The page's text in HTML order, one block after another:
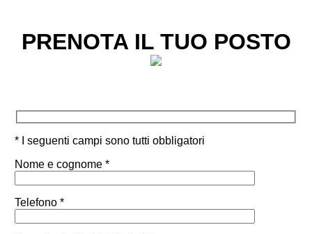
PRENOTA IL TUO POSTO
* I seguenti campi sono tutti obbligatori
Nome e cognome *
Telefono *